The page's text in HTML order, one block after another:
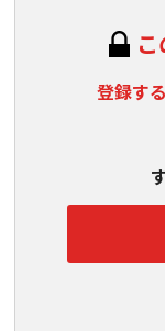
登録す